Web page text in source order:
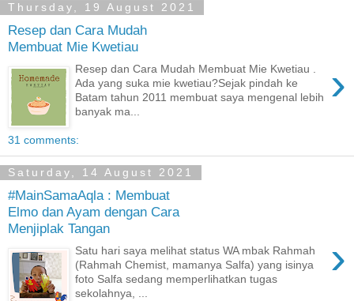
Thursday, 19 August 2021
Resep dan Cara Mudah
Membuat Mie Kwetiau
›
Resep dan Cara Mudah Membuat Mie Kwetiau .
Ada yang suka mie kwetiau?Sejak pindah ke
Batam tahun 2011 membuat saya mengenal lebih
banyak ma...
31 comments:
Saturday, 14 August 2021
#MainSamaAqla : Membuat
Elmo dan Ayam dengan Cara
Menjiplak Tangan
›
Satu hari saya melihat status WA mbak Rahmah
(Rahmah Chemist, mamanya Salfa) yang isinya
foto Salfa sedang memperlihatkan tugas
sekolahnya, ...